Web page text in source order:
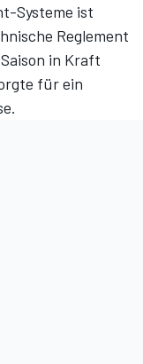
Systeme ist
Reglement
in Kraft
für ein